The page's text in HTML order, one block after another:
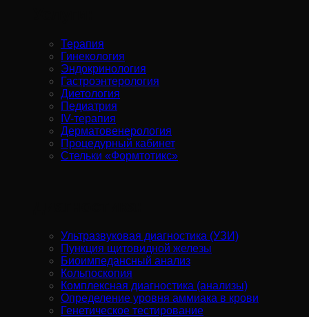
Терапия
Гинекология
Эндокринология
Гастроэнтерология
Диетология
Педиатрия
IV-терапия
Дерматовенерология
Процедурный кабинет
Стельки «Формтотикс»
Ультразвуковая диагностика (УЗИ)
Пункция щитовидной железы
Биоимпедансный анализ
Кольпоскопия
Комплексная диагностика (анализы)
Определение уровня аммиака в крови
Генетическое тестирование